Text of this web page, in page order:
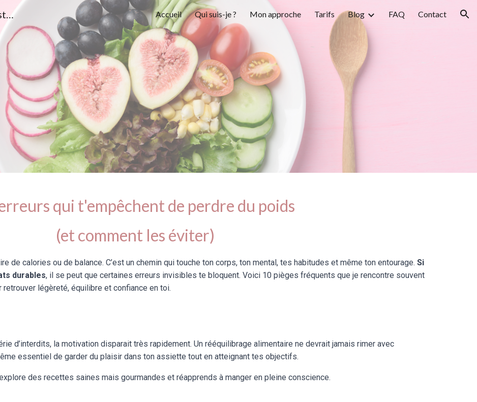
Skip to main content Skip to navigation
Audrey Seghers - Thérapie brève systémique, couple, hypnose et sexologue Namur Accueil Qui suis-je ? Mon approche Tarifs Blog FAQ Contact
qui t'empêchent de perdre du poids
(et comment les éviter)
de calories ou de balance. C’est un chemin qui touche ton corps, ton mental, tes habitudes et même ton entourage. Si
durables, il se peut que certaines erreurs invisibles te bloquent. Voici 10 pièges fréquents que je rencontre souvent
légèreté, équilibre et confiance en toi.
d’interdits, la motivation disparait très rapidement. Un rééquilibrage alimentaire ne devrait jamais rimer avec
essentiel de garder du plaisir dans ton assiette tout en atteignant tes objectifs.
des recettes saines mais gourmandes et réapprends à manger en pleine conscience.